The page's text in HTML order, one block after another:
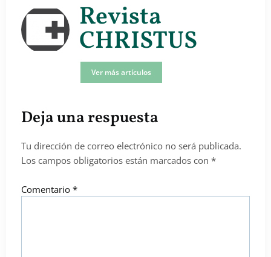
Revista
CHRISTUS
Ver más artículos
Deja una respuesta
Tu dirección de correo electrónico no será publicada.
Los campos obligatorios están marcados con *
Comentario *